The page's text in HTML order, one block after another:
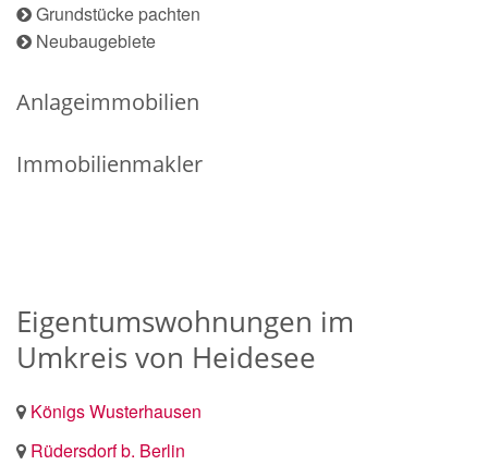
Grundstücke pachten
Neubaugebiete
Anlageimmobilien
Immobilienmakler
Eigentumswohnungen im
Umkreis von Heidesee
Königs Wusterhausen
Rüdersdorf b. Berlin